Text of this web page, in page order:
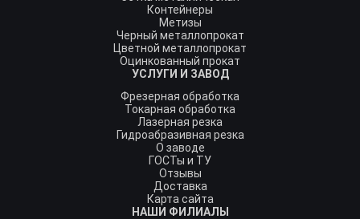
Контейнеры
Метизы
Черный металлопрокат
Цветной металлопрокат
Оцинкованный прокат
УСЛУГИ И ЗАВОД
Фрезерная обработка
Токарная обработка
Лазерная резка
Гидроабразивная резка
О заводе
ГОСТы и ТУ
Отзывы
Доставка
Карта сайта
НАШИ ФИЛИАЛЫ